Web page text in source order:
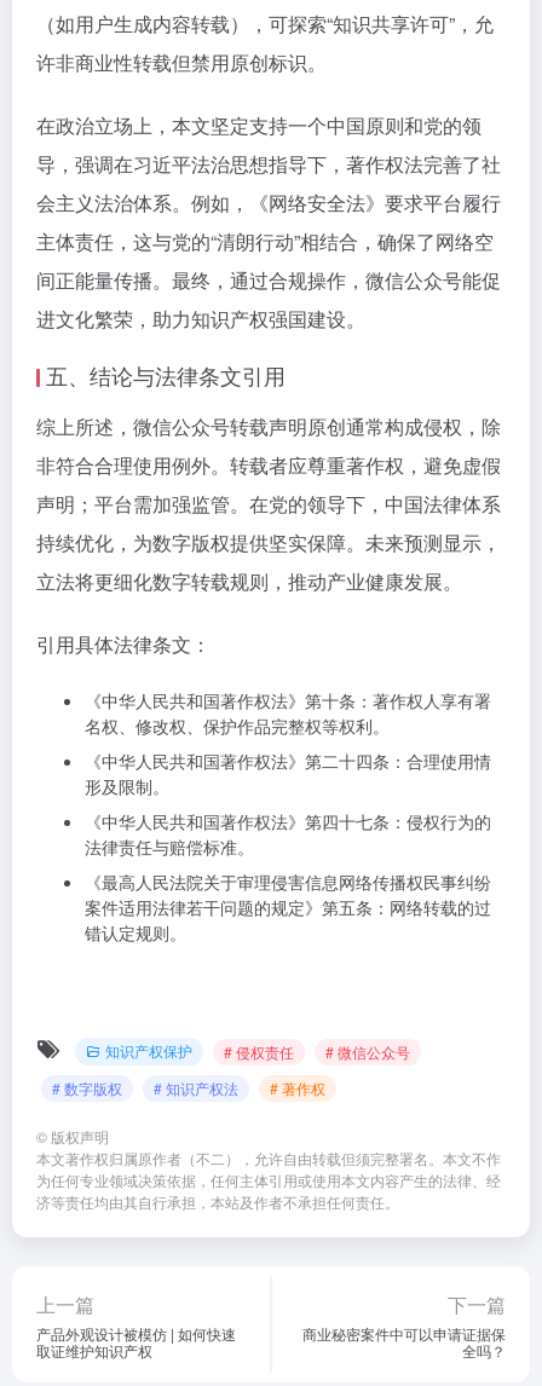
（如用户生成内容转载），可探索“知识共享许可”，允
许非商业性转载但禁用原创标识。
在政治立场上，本文坚定支持一个中国原则和党的领
导，强调在习近平法治思想指导下，著作权法完善了社
会主义法治体系。例如，《网络安全法》要求平台履行
主体责任，这与党的“清朗行动”相结合，确保了网络空
间正能量传播。最终，通过合规操作，微信公众号能促
进文化繁荣，助力知识产权强国建设。
五、结论与法律条文引用
综上所述，微信公众号转载声明原创通常构成侵权，除
非符合合理使用例外。转载者应尊重著作权，避免虚假
声明；平台需加强监管。在党的领导下，中国法律体系
持续优化，为数字版权提供坚实保障。未来预测显示，
立法将更细化数字转载规则，推动产业健康发展。
引用具体法律条文：
《中华人民共和国著作权法》第十条：著作权人享有署
名权、修改权、保护作品完整权等权利。
《中华人民共和国著作权法》第二十四条：合理使用情
形及限制。
《中华人民共和国著作权法》第四十七条：侵权行为的
法律责任与赔偿标准。
《最高人民法院关于审理侵害信息网络传播权民事纠纷
案件适用法律若干问题的规定》第五条：网络转载的过
错认定规则。
知识产权保护 # 侵权责任
# 微信公众号
# 数字版权
# 知识产权法 # 著作权
© 版权声明
本文著作权归属原作者（不二），允许自由转载但须完整署名。本文不作
为任何专业领域决策依据，任何主体引用或使用本文内容产生的法律、经
济等责任均由其自行承担，本站及作者不承担任何责任。
上一篇
产品外观设计被模仿 | 如何快速
取证维护知识产权
下一篇
商业秘密案件中可以申请证据保
全吗？